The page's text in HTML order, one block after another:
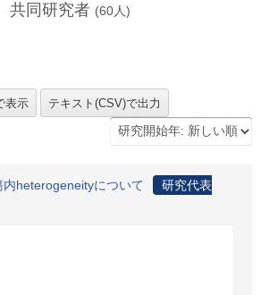
共同研究者 (60人)
heterogeneityについて
研究代表